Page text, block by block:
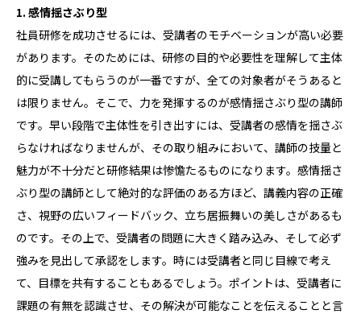
1. 感情揺さぶり型
社員研修を成功させるには、受講者のモチベーションが高い必要
があります。そのためには、研修の目的や必要性を理解して主体
的に受講してもらうのが一番ですが、全ての対象者がそうあると
は限りません。そこで、力を発揮するのが感情揺さぶり型の講師
です。早い段階で主体性を引き出すには、受講者の感情を揺さぶ
らなければなりませんが、その取り組みにおいて、講師の技量と
魅力が不十分だと研修結果は惨憺たるものになります。感情揺さ
ぶり型の講師として絶対的な評価のある方ほど、講義内容の正確
さ、視野の広いフィードバック、立ち居振舞いの美しさがあるも
のです。その上で、受講者の問題に大きく踏み込み、そして必ず
強みを見出して承認をします。時には受講者と同じ目線で考え
て、目標を共有することもあるでしょう。ポイントは、受講者に
課題の有無を認識させ、その解決が可能なことを伝えることと言